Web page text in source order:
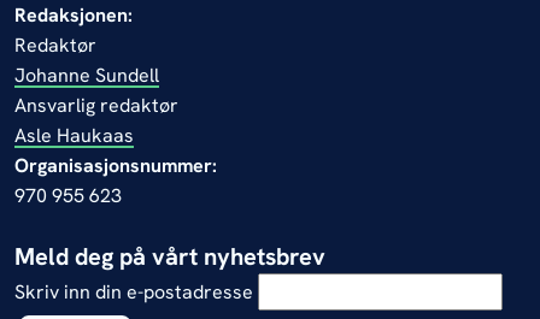
Redaksjonen:
Redaktør
Johanne Sundell
Ansvarlig redaktør
Asle Haukaas
Organisasjonsnummer:
970 955 623
Meld deg på vårt nyhetsbrev
Skriv inn din e-postadresse